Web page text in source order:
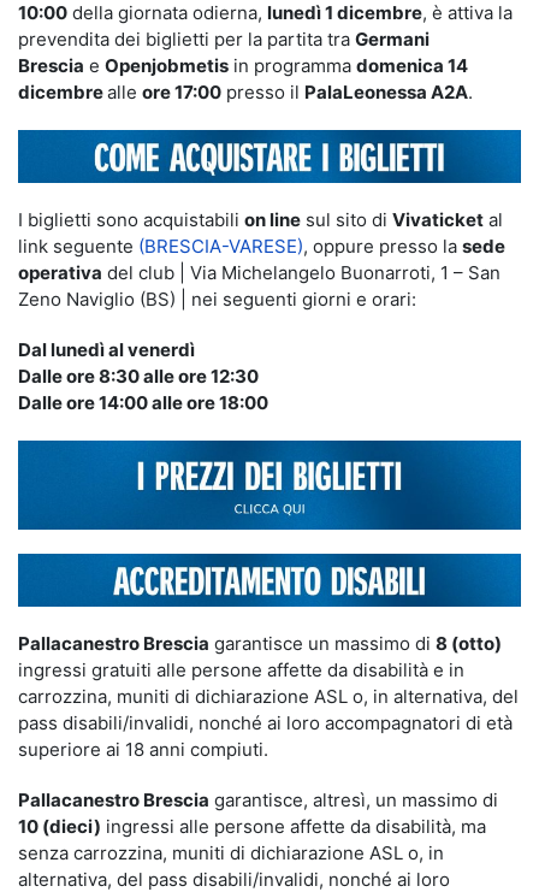
10:00 della giornata odierna, lunedì 1 dicembre, è attiva la
prevendita dei biglietti per la partita tra Germani
Brescia e Openjobmetis in programma domenica 14
dicembrealle ore 17:00 presso il PalaLeonessa A2A.
I biglietti sono acquistabili on line sul sito di Vivaticket al
link seguente (BRESCIA-VARESE), oppure presso la sede
operativa del club | Via Michelangelo Buonarroti, 1 – San
Zeno Naviglio (BS) | nei seguenti giorni e orari:
Dal lunedì al venerdì
Dalle ore 8:30 alle ore 12:30
Dalle ore 14:00 alle ore 18:00
Pallacanestro Brescia garantisce un massimo di 8 (otto)
ingressi gratuiti alle persone affette da disabilità e in
carrozzina, muniti di dichiarazione ASL o, in alternativa, del
pass disabili/invalidi, nonché ai loro accompagnatori di età
superiore ai 18 anni compiuti.
Pallacanestro Brescia garantisce, altresì, un massimo di
10 (dieci) ingressi alle persone affette da disabilità, ma
senza carrozzina, muniti di dichiarazione ASL o, in
alternativa, del pass disabili/invalidi, nonché ai loro